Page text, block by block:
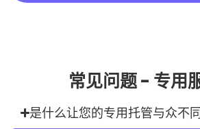
常见问题 - 专用
是什么让您的专用托管与众不同